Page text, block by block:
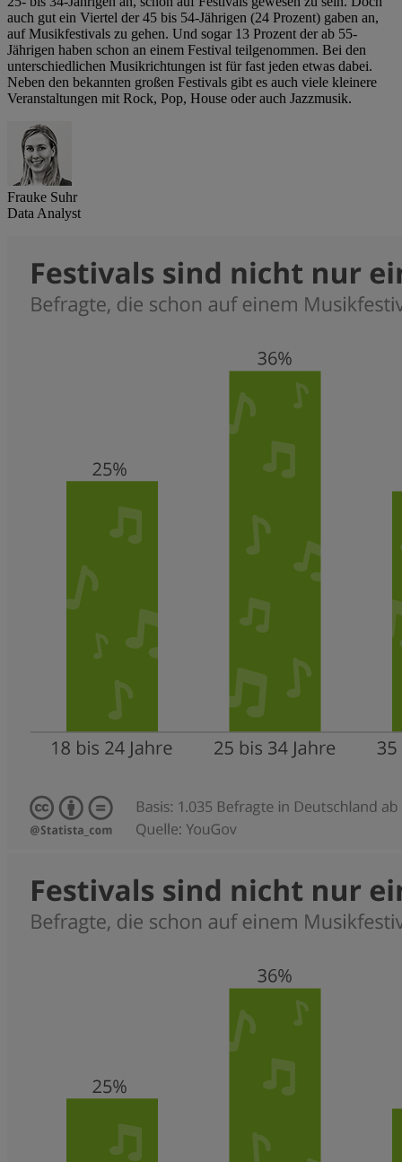
auch gut ein Viertel der 45 bis 54-Jährigen (24 Prozent) gaben an,
auf Musikfestivals zu gehen. Und sogar 13 Prozent der ab 55-
Jährigen haben schon an einem Festival teilgenommen. Bei den
unterschiedlichen Musikrichtungen ist für fast jeden etwas dabei.
Neben den bekannten großen Festivals gibt es auch viele kleinere
Veranstaltungen mit Rock, Pop, House oder auch Jazzmusik.
Frauke Suhr
Data Analyst